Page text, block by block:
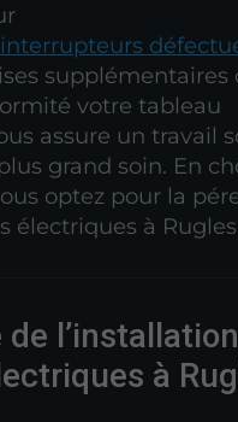
supplémentaires
votre tableau
assure un travail
grand soin. En
optez pour la
électriques à
à